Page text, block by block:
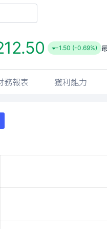
-1.50 (-0.69%)
務報表 獲利能力